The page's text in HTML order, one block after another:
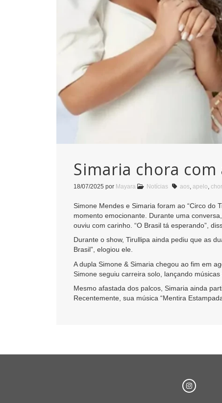
Simaria chora
18/07/2025 por Mayara Notícias aos, apelo,
Simone Mendes e Simaria foram ao “Circo do
momento emocionante. Durante uma
ouviu com carinho. “O Brasil tá esperando”,
Durante o show, Tirullipa ainda pediu que as
Brasil”, elogiou ele.
A dupla Simone & Simaria chegou ao fim em
Simone seguiu carreira solo, lançando músicas
Mesmo afastada dos palcos, Simaria ainda
Recentemente, sua música “Mentira